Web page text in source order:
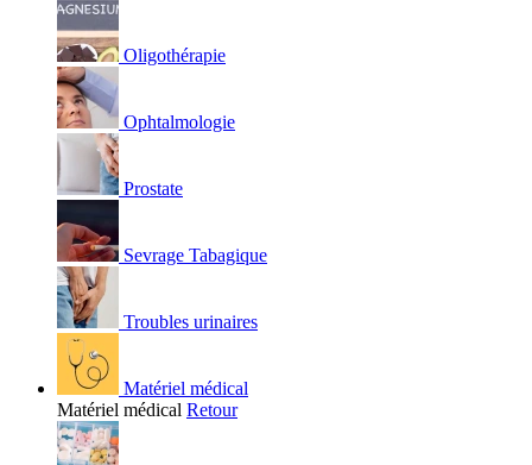
Oligothérapie
Ophtalmologie
Prostate
Sevrage Tabagique
Troubles urinaires
Matériel médical
Matériel médical Retour